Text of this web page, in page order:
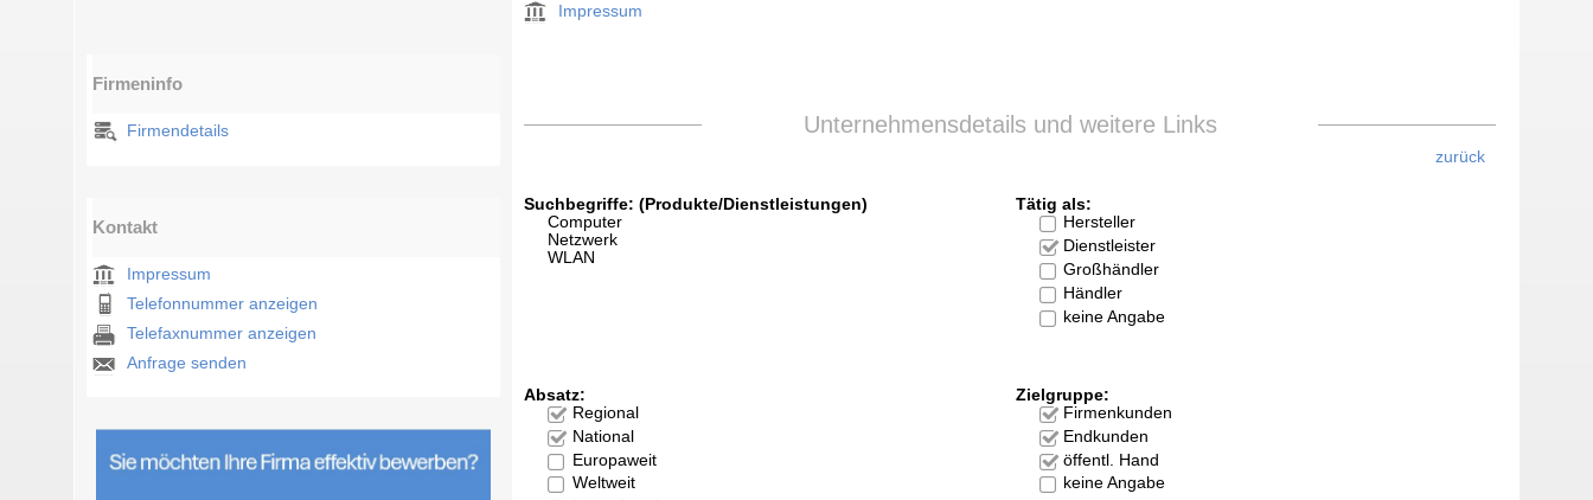
Firmeninfo
Firmendetails
Kontakt
Impressum
Telefonnummer anzeigen
Telefaxnummer anzeigen
Anfrage senden
Impressum
Unternehmensdetails und weitere Links
zurück
Suchbegriffe: (Produkte/Dienstleistungen)
Computer
Netzwerk
WLAN
Tätig als:
Hersteller
Dienstleister
Großhändler
Händler
keine Angabe
Absatz:
Regional
National
Europaweit
Weltweit
Zielgruppe:
Firmenkunden
Endkunden
öffentl. Hand
keine Angabe